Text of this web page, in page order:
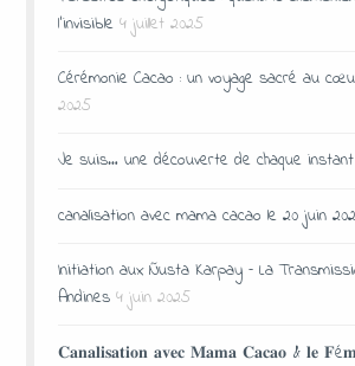
l’invisible 4 juillet 2025
Cérémonie Cacao : un voyage sacré au
2025
Je suis… une découverte de chaque instant
canalisation avec mama cacao le 20 juin
Initiation aux Ñusta Karpay – La
Andines 4 juin 2025
𝐂𝐚𝐧𝐚𝐥𝐢𝐬𝐚𝐭𝐢𝐨𝐧 𝐚𝐯𝐞𝐜 𝐌𝐚𝐦𝐚 𝐂𝐚𝐜𝐚𝐨 & 𝐥𝐞